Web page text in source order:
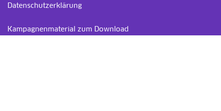
Datenschutzerklärung
Kampagnenmaterial zum Download